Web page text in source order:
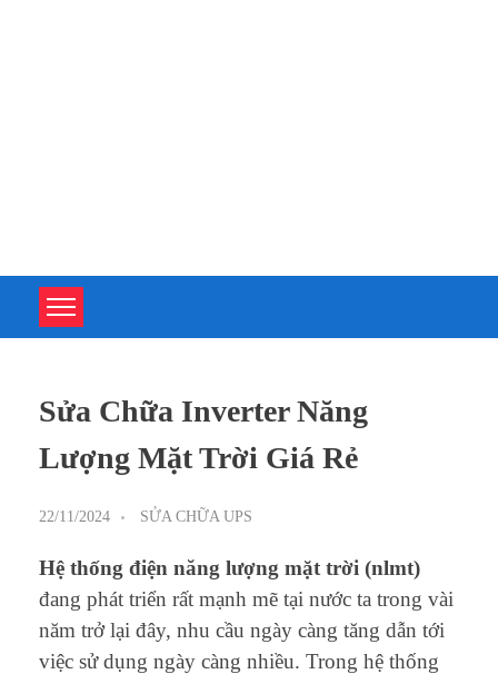
Sửa Chữa Inverter Năng
Lượng Mặt Trời Giá Rẻ
22/11/2024 SỬA CHỮA UPS
Hệ thống điện năng lượng mặt trời (nlmt)
đang phát triển rất mạnh mẽ tại nước ta trong vài
năm trở lại đây, nhu cầu ngày càng tăng dẫn tới
việc sử dụng ngày càng nhiều. Trong hệ thống